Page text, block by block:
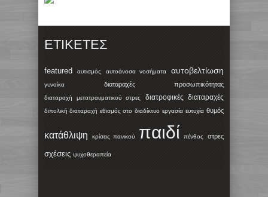
ΕΤΙΚΈΤΕΣ
featured αυτισμός αυτοάνοσα νοσήματα αυτοβελτίωση
γυναίκα διαταραχές προσωπικότητας
διαταραχή μετατραυματικού στρες διατροφικές διαταραχές
διπολική διαταραχή εθισμός στο διαδίκτυο εργασία ευτυχία θυμός
κατάθλιψη κρίσεις πανικού παιδί πένθος στρες
σχέσεις ψυχοθεραπεία